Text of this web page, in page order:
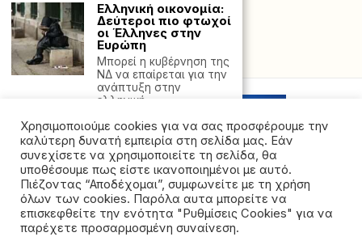
Powered with by Hostville”)
©2026 - All rights reserved. Απαγορεύεται ρητά η
αναδημοσίευση χωρίς προηγούμενη έγγραφη άδεια
Χρησιμοποιούμε cookies για να σας προσφέρουμε την
καλύτερη δυνατή εμπειρία στη σελίδα μας. Εάν
συνεχίσετε να χρησιμοποιείτε τη σελίδα, θα
υποθέσουμε πως είστε ικανοποιημένοι με αυτό.
Πιέζοντας “Αποδέχομαι”, συμφωνείτε με τη χρήση
όλων των cookies. Παρόλα αυτα μπορείτε να
επισκεφθείτε την ενότητα "Ρυθμίσεις Cookies" για να
παρέχετε προσαρμοσμένη συναίνεση.
Ελληνική οικονομία:
Δεύτεροι πιο φτωχοί
οι Έλληνες στην
Ευρώπη
Μπορεί η κυβέρνηση της
ΝΔ να επαίρεται για την
ανάπτυξη στην
ελληνική
Εκατομμύρια
εκτοπισμένοι από το
Νταρφούρ
παρασύρουν σε
ανθρωπιστική κρίση
και το Τσαντ
Το Παγκόσμιο
Πρόγραμμα Σίτισης
(ΠΠΣ) του ΟΗΕ